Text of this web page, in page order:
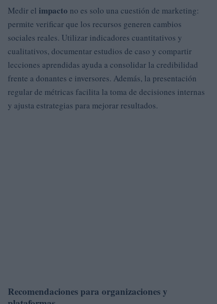
Medir el impacto no es solo una cuestión de marketing:
permite verificar que los recursos generen cambios
sociales reales. Utilizar indicadores cuantitativos y
cualitativos, documentar estudios de caso y compartir
lecciones aprendidas ayuda a consolidar la credibilidad
frente a donantes e inversores. Además, la presentación
regular de métricas facilita la toma de decisiones internas
y ajusta estrategias para mejorar resultados.
Recomendaciones para organizaciones y